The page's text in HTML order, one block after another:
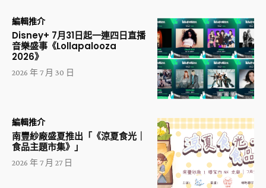
編輯推介
Disney+ 7月31日起一連四日直播
音樂盛事《Lollapalooza
2026》
2026 年 7 月 30 日
編輯推介
南豐紗廠盛夏推出「《涼夏食光｜
食品主題市集》」
2026 年 7 月 27 日